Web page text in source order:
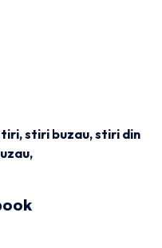
,stiri buzau,stiri din